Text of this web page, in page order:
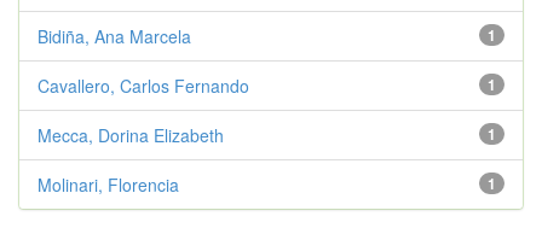
1
Bidiña, Ana Marcela
1
Cavallero, Carlos Fernando
1
Mecca, Dorina Elizabeth
1
Molinari, Florencia